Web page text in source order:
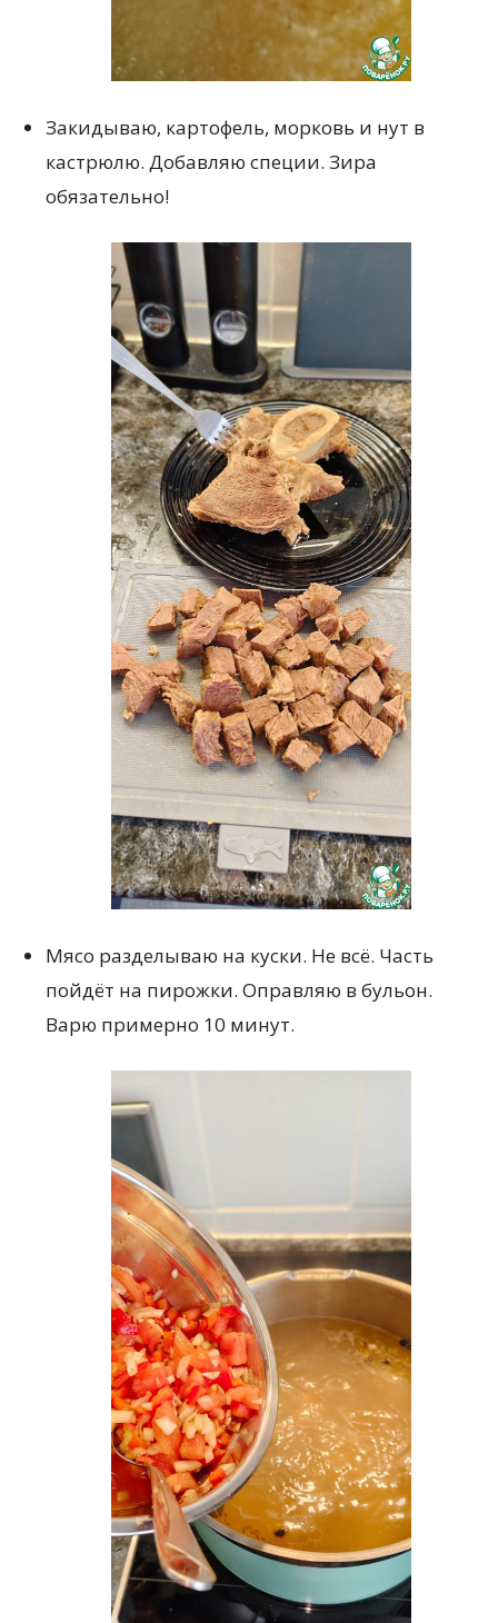
Закидываю, картофель, морковь и нут в
кастрюлю. Добавляю специи. Зира
обязательно!
Мясо разделываю на куски. Не всё. Часть
пойдёт на пирожки. Оправляю в бульон.
Варю примерно 10 минут.